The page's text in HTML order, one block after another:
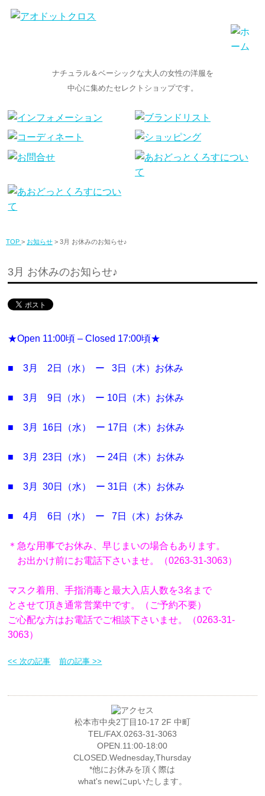
ナチュラル＆ベーシックな大人の女性の洋服を
中心に集めたセレクトショップです。
TOP > お知らせ > 3月 お休みのお知らせ♪
3月 お休みのお知らせ♪
★Open 11:00頃 – Closed 17:00頃★
■ 3月 2日（水） ー 3日（木）お休み
■ 3月 9日（水） ー 10日（木）お休み
■ 3月 16日（水） ー 17日（木）お休み
■ 3月 23日（水） ー 24日（木）お休み
■ 3月 30日（水） ー 31日（木）お休み
■ 4月 6日（水） ー 7日（木）お休み
＊急な用事でお休み、早じまいの場合もあります。
お出かけ前にお電話下さいませ。（0263-31-3063）
マスク着用、手指消毒と最大入店人数を3名まで
とさせて頂き通常営業中です。（ご予約不要）
ご心配な方はお電話でご相談下さいませ。（0263-31-
3063）
<< 次の記事 前の記事 >>
松本市中央2丁目10-17 2F 中町
TEL/FAX.0263-31-3063
OPEN.11:00-18:00
CLOSED.Wednesday,Thursday
*他にお休みを頂く際は
what's newにupいたします。